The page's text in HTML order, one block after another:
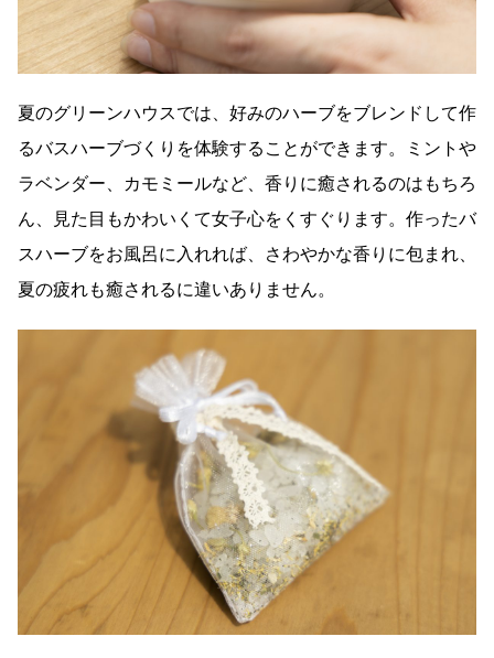
夏のグリーンハウスでは、好みのハーブをブレンドして作
るバスハーブづくりを体験することができます。ミントや
ラベンダー、カモミールなど、香りに癒されるのはもちろ
ん、見た目もかわいくて女子心をくすぐります。作ったバ
スハーブをお風呂に入れれば、さわやかな香りに包まれ、
夏の疲れも癒されるに違いありません。